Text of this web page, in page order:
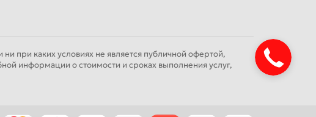
при каких условиях не является публичной офертой,
информации о стоимости и сроках выполнения услуг,